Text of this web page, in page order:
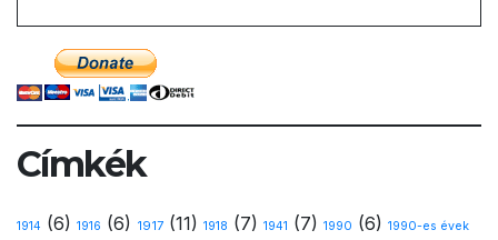
Címkék
1914 (6) 1916 (6) 1917 (11) 1918 (7) 1941 (7) 1990 (6) 1990-es évek